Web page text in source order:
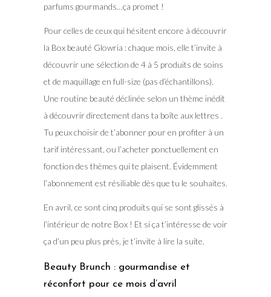
parfums gourmands…ça promet !
Pour celles de ceux qui hésitent encore à découvrir
la Box beauté Glowria : chaque mois, elle t’invite à
découvrir une sélection de 4 à 5 produits de soins
et de maquillage en full-size (pas d’échantillons).
Une routine beauté déclinée selon un thème inédit
à découvrir directement dans ta boîte aux lettres .
Tu peux choisir de t’abonner pour en profiter à un
tarif intéressant, ou l’acheter ponctuellement en
fonction des thèmes qui te plaisent. Évidemment
l’abonnement est résiliable dès que tu le souhaites.
En avril, ce sont cinq produits qui se sont glissés à
l’intérieur de notre Box ! Et si ça t’intéresse de voir
ça d’un peu plus près, je t’invite à lire la suite.
Beauty Brunch : gourmandise et
réconfort pour ce mois d’avril